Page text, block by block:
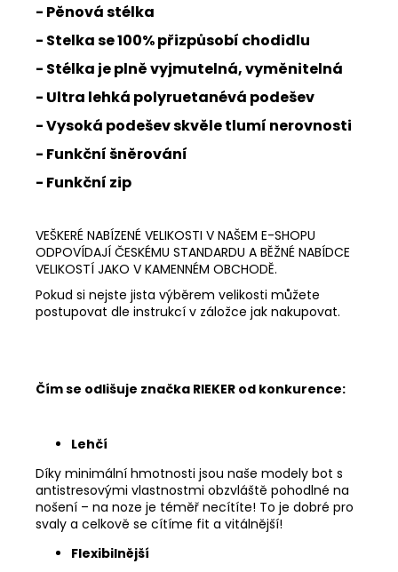
- Pěnová stélka
- Stelka se 100% přizpůsobí chodidlu
- Stélka je plně vyjmutelná, vyměnitelná
- Ultra lehká polyruetanévá podešev
- Vysoká podešev skvěle tlumí nerovnosti
- Funkční šněrování
- Funkční zip
VEŠKERÉ NABÍZENÉ VELIKOSTI V NAŠEM E-SHOPU
ODPOVÍDAJÍ ČESKÉMU STANDARDU A BĚŽNÉ NABÍDCE
VELIKOSTÍ JAKO V KAMENNÉM OBCHODĚ.
Pokud si nejste jista výběrem velikosti můžete
postupovat dle instrukcí v záložce jak nakupovat.
Čím se odlišuje značka RIEKER od konkurence:
Lehčí
Díky minimální hmotnosti jsou naše modely bot s
antistresovými vlastnostmi obzvláště pohodlné na
nošení – na noze je téměř necítíte! To je dobré pro
svaly a celkově se cítíme fit a vitálnější!
Flexibilnější